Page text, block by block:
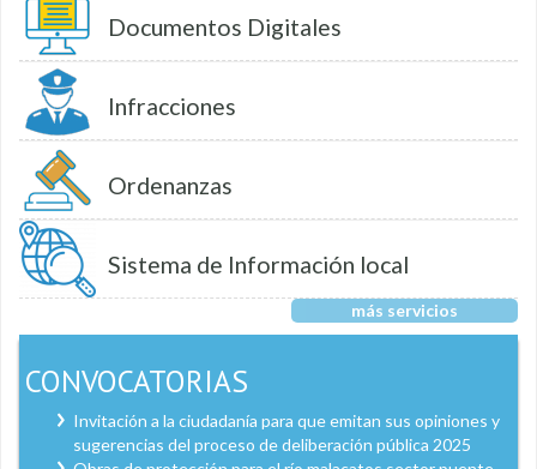
Documentos Digitales
Infracciones
Ordenanzas
Sistema de Información local
más servicios
CONVOCATORIAS
Invitación a la ciudadanía para que emitan sus opiniones y
sugerencias del proceso de deliberación pública 2025